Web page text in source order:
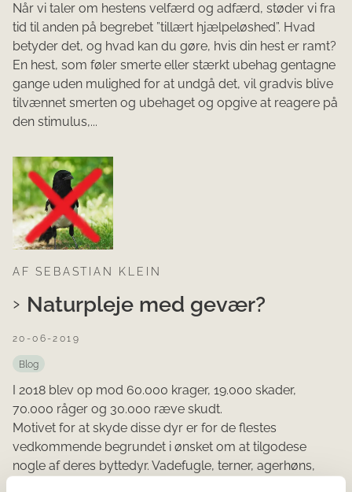
Når vi taler om hestens velfærd og adfærd, støder vi fra
tid til anden på begrebet ”tillært hjælpeløshed”. Hvad
betyder det, og hvad kan du gøre, hvis din hest er ramt?
En hest, som føler smerte eller stærkt ubehag gentagne
gange uden mulighed for at undgå det, vil gradvis blive
tilvænnet smerten og ubehaget og opgive at reagere på
den stimulus,...
AF SEBASTIAN KLEIN
Naturpleje med gevær?
20-06-2019
Blog
I 2018 blev op mod 60.000 krager, 19.000 skader,
70.000 råger og 30.000 ræve skudt.
Motivet for at skyde disse dyr er for de flestes
vedkommende begrundet i ønsket om at tilgodese
nogle af deres byttedyr. Vadefugle, terner, agerhøns,